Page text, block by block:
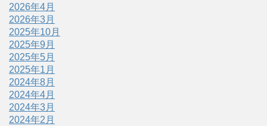
2026年4月
2026年3月
2025年10月
2025年9月
2025年5月
2025年1月
2024年8月
2024年4月
2024年3月
2024年2月